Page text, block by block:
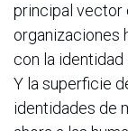
principal vector
organizaciones
con la identidad
Y la superficie
identidades de